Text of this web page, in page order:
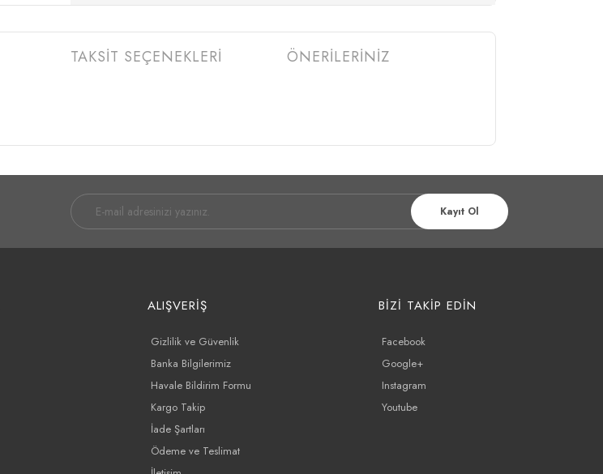
TAKSİT SEÇENEKLERİ ÖNERİLERİNİZ
Kayıt Ol
ALIŞVERİŞ
Gizlilik ve Güvenlik
Banka Bilgilerimiz
Havale Bildirim Formu
Kargo Takip
İade Şartları
Ödeme ve Teslimat
BİZİ TAKİP EDİN
Facebook
Google+
Instagram
Youtube